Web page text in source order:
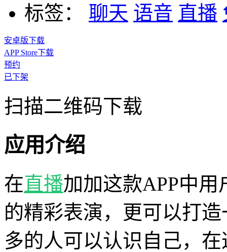
标签：
聊天 语音 直播
安卓版下载
APP Store下载
预约
已下架
扫描二维码下载
应用介绍
在直播加加这款APP中
的精彩表演，更可以打
多的人可以认识自己，